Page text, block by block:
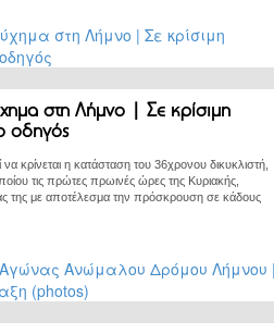
στη Λήμνο | Σε κρίσιμη
οδηγός
να κρίνεται η κατάσταση του 36χρονου δικυκλιστή,
τις πρώτες πρωινές ώρες της Κυριακής,
της με αποτέλεσμα την πρόσκρουση σε κάδους